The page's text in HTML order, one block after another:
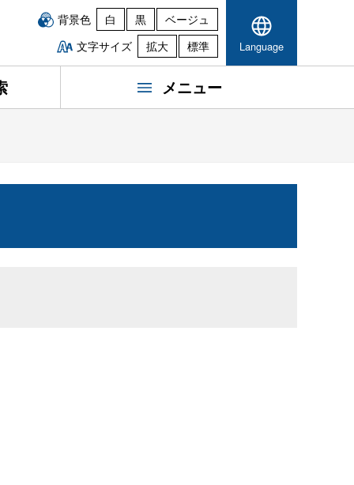
背景色 白 黒
ベージュ
文字サイズ
拡大 標準 Language
メニュー